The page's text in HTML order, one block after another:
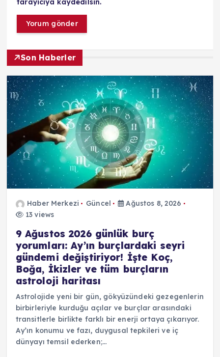
tarayıcıya kaydedilsin.
Son Haberler
Haber Merkezi Güncel
Ağustos 8, 2026
13 views
9 Ağustos 2026 günlük burç
yorumları: Ay’ın burçlardaki seyri
gündemi değiştiriyor! İşte Koç,
Boğa, İkizler ve tüm burçların
astroloji haritası
Astrolojide yeni bir gün, gökyüzündeki gezegenlerin
birbirleriyle kurduğu açılar ve burçlar arasındaki
transitlerle birlikte farklı bir enerji ortaya çıkarıyor.
Ay’ın konumu ve fazı, duygusal tepkileri ve iç
dünyayı temsil ederken;…